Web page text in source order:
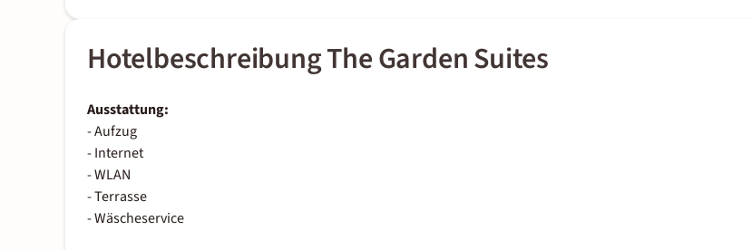
Hotelbeschreibung The Garden Suites
Ausstattung:
- Aufzug
- Internet
- WLAN
- Terrasse
- Wäscheservice